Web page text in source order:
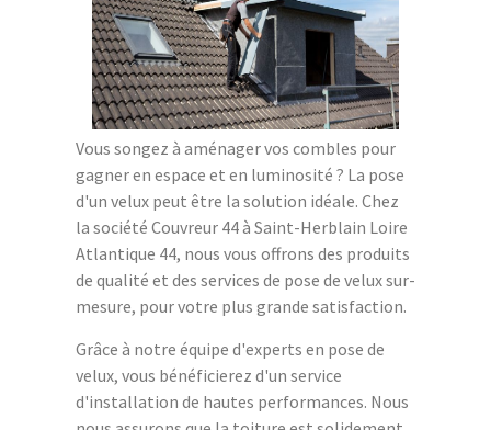
Vous songez à aménager vos combles pour
gagner en espace et en luminosité ? La pose
d'un velux peut être la solution idéale. Chez
la société Couvreur 44 à Saint-Herblain Loire
Atlantique 44, nous vous offrons des produits
de qualité et des services de pose de velux sur-
mesure, pour votre plus grande satisfaction.
Grâce à notre équipe d'experts en pose de
velux, vous bénéficierez d'un service
d'installation de hautes performances. Nous